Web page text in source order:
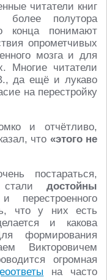
читатели книг
полутора
понимают
опрометчивых
мозга и для
Многие читатели
да ещё и лукаво
на перестройку
и отчётливо,
что «этого не
постараться,
стали достойны
перестроенного
что у них есть
и какова
формирования
Викторовичем
огромная
на часто